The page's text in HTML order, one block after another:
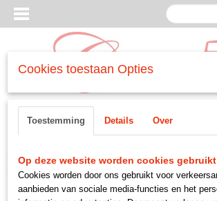
Inloggen Registreren
Home>REMMEN>-remmen achter>remtrommel
Cookies toestaan Opties
Toestemming Details Over
Op deze website worden cookies gebruikt
Cookies worden door ons gebruikt voor
aanbieden van sociale media-functies en het